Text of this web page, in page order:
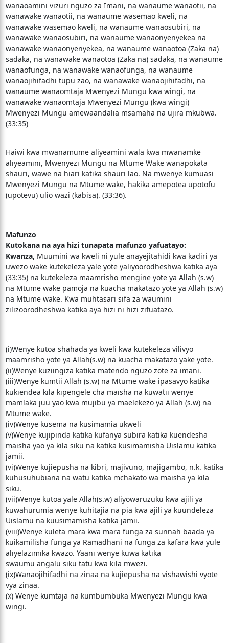
wanaoamini vizuri nguzo za Imani, na wanaume wanaotii, na
wanawake wanaotii, na wanaume wasemao kweli, na
wanawake wasemao kweli, na wanaume wanaosubiri, na
wanawake wanaosubiri, na wanaume wanaonyenyekea na
wanawake wanaonyenyekea, na wanaume wanaotoa (Zaka na)
sadaka, na wanawake wanaotoa (Zaka na) sadaka, na wanaume
wanaofunga, na wanawake wanaofunga, na wanaume
wanaojihifadhi tupu zao, na wanawake wanaojihifadhi, na
wanaume wanaomtaja Mwenyezi Mungu kwa wingi, na
wanawake wanaomtaja Mwenyezi Mungu (kwa wingi)
Mwenyezi Mungu amewaandalia msamaha na ujira mkubwa.
(33:35)
Haiwi kwa mwanamume aliyeamini wala kwa mwanamke
aliyeamini, Mwenyezi Mungu na Mtume Wake wanapokata
shauri, wawe na hiari katika shauri lao. Na mwenye kumuasi
Mwenyezi Mungu na Mtume wake, hakika amepotea upotofu
(upotevu) ulio wazi (kabisa). (33:36).
Mafunzo
Kutokana na aya hizi tunapata mafunzo yafuatayo:
Kwanza, Muumini wa kweli ni yule anayejitahidi kwa kadiri ya
uwezo wake kutekeleza yale yote yaliyoorodheshwa katika aya
(33:35) na kutekeleza maamrisho mengine yote ya Allah (s.w)
na Mtume wake pamoja na kuacha makatazo yote ya Allah (s.w)
na Mtume wake. Kwa muhtasari sifa za waumini
zilizoorodheshwa katika aya hizi ni hizi zifuatazo.
(i)Wenye kutoa shahada ya kweli kwa kutekeleza vilivyo
maamrisho yote ya Allah(s.w) na kuacha makatazo yake yote.
(ii)Wenye kuziingiza katika matendo nguzo zote za imani.
(iii)Wenye kumtii Allah (s.w) na Mtume wake ipasavyo katika
kukiendea kila kipengele cha maisha na kuwatii wenye
mamlaka juu yao kwa mujibu ya maelekezo ya Allah (s.w) na
Mtume wake.
(iv)Wenye kusema na kusimamia ukweli
(v)Wenye kujipinda katika kufanya subira katika kuendesha
maisha yao ya kila siku na katika kusimamisha Uislamu katika
jamii.
(vi)Wenye kujiepusha na kibri, majivuno, majigambo, n.k. katika
kuhusuhubiana na watu katika mchakato wa maisha ya kila
siku.
(vii)Wenye kutoa yale Allah(s.w) aliyowaruzuku kwa ajili ya
kuwahurumia wenye kuhitajia na pia kwa ajili ya kuundeleza
Uislamu na kuusimamisha katika jamii.
(viii)Wenye kuleta mara kwa mara funga za sunnah baada ya
kuikamilisha funga ya Ramadhani na funga za kafara kwa yule
aliyelazimika kwazo. Yaani wenye kuwa katika
swaumu angalu siku tatu kwa kila mwezi.
(ix)Wanaojihifadhi na zinaa na kujiepusha na vishawishi vyote
vya zinaa.
(x) Wenye kumtaja na kumbumbuka Mwenyezi Mungu kwa
wingi.